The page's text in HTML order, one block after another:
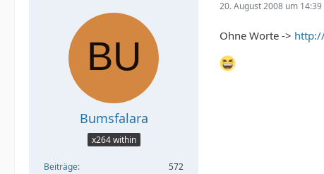
Bumsfalara
x264 within
Beiträge 572
20. August 2008 um 14:39
Ohne Worte ->